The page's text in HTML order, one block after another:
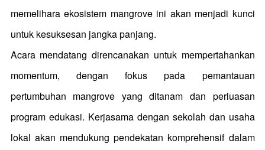
memelihara ekosistem mangrove ini akan menjadi kunci
untuk kesuksesan jangka panjang.
Acara mendatang direncanakan untuk mempertahankan
momentum, dengan fokus pada pemantauan
pertumbuhan mangrove yang ditanam dan perluasan
program edukasi. Kerjasama dengan sekolah dan usaha
lokal akan mendukung pendekatan komprehensif dalam